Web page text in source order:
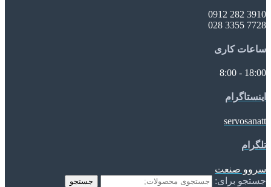
3910 282 0912
7728 3355 028
ساعات کاری
18:00 - 8:00
اینستاگرام
servosanatt
تلگرام
سروو صنعت
جستجو برای:
جستجو